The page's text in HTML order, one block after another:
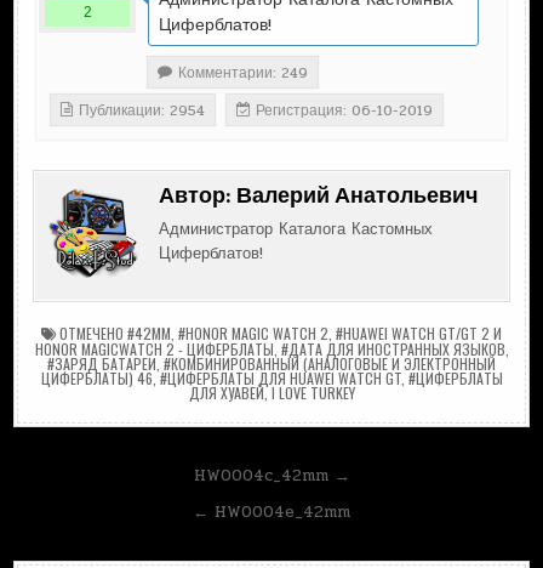
2
Циферблатов!
Комментарии: 249
Публикации: 2954
Регистрация: 06-10-2019
Автор: Валерий Анатольевич
Администратор Каталога Кастомных
Циферблатов!
ОТМЕЧЕНО #42MM #HONOR MAGIC WATCH 2 #HUAWEI WATCH GT/GT 2 И
HONOR MAGICWATCH 2 - ЦИФЕРБЛАТЫ #ДАТА ДЛЯ ИНОСТРАННЫХ ЯЗЫКОВ
#ЗАРЯД БАТАРЕИ #КОМБИНИРОВАННЫЙ (АНАЛОГОВЫЕ И ЭЛЕКТРОННЫЙ
ЦИФЕРБЛАТЫ) 46 ,#ЦИФЕРБЛАТЫ ДЛЯ HUAWEI WATCH GT, #ЦИФЕРБЛАТЫ
ДЛЯ ХУАВЕЙ,I LOVE TURKEY
HW0004c_42mm →
← HW0004e_42mm